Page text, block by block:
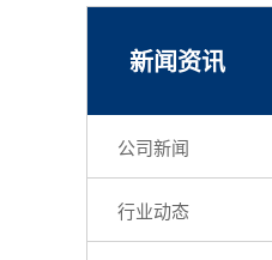
新闻资讯
公司新闻
行业动态